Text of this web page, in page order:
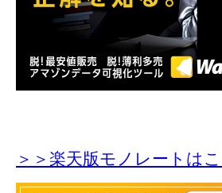
＞＞楽天版モノレートは